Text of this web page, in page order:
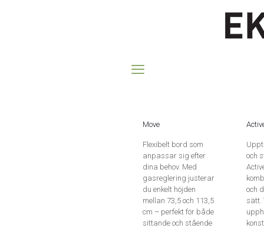
Move
Flexibelt bord som
anpassar sig efter
dina behov. Med
gasreglering justerar
du enkelt höjden
mellan 73,5 och 113,5
cm – perfekt för både
sittande och stående
och
och
sätt.